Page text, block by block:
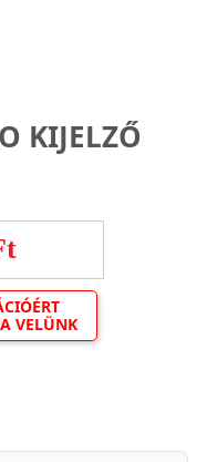
KIJELZŐ
VELÜNK